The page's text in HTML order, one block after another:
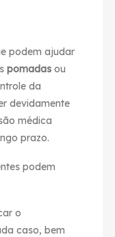
podem ajudar
pomadasou
da
devidamente
médica
prazo.
podem
o
caso, bem